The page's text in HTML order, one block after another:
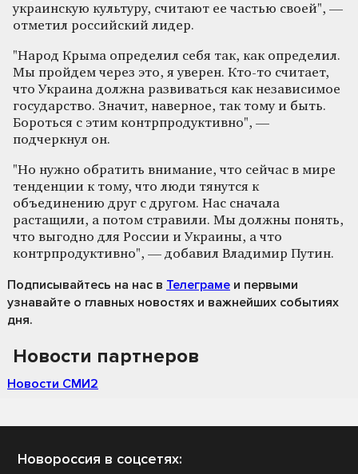
украинскую культуру, считают ее частью своей", —
отметил российский лидер.
"Народ Крыма определил себя так, как определил.
Мы пройдем через это, я уверен. Кто-то считает,
что Украина должна развиваться как независимое
государство. Значит, наверное, так тому и быть.
Бороться с этим контрпродуктивно", —
подчеркнул он.
"Но нужно обратить внимание, что сейчас в мире
тенденции к тому, что люди тянутся к
объединению друг с другом. Нас сначала
растащили, а потом стравили. Мы должны понять,
что выгодно для России и Украины, а что
контрпродуктивно", — добавил Владимир Путин.
Подписывайтесь на нас в Телеграме и первыми
узнавайте о главных новостях и важнейших событиях
дня.
Новости партнеров
Новости СМИ2
Новороссия в соцсетях: